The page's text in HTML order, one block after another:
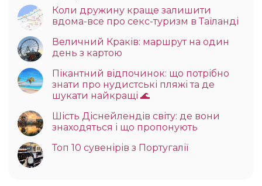
Коли дружину краще залишити
вдома-все про секс-туризм в Таїланді
Величний Краків: маршрут на один
день з картою
Пікантний відпочинок: що потрібно
знати про нудистські пляжі та де
шукати найкращі 🌊
Шість Діснейлендів світу: де вони
знаходяться і що пропонують
Топ 10 сувенірів з Португалії